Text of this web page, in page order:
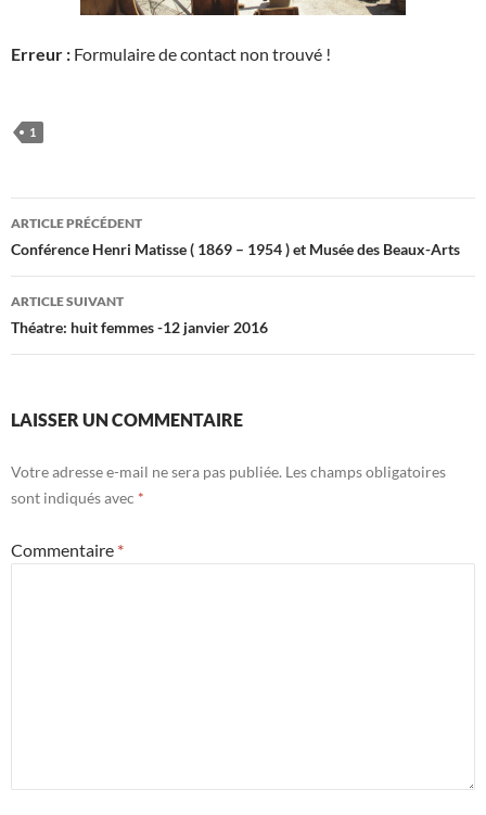
Erreur : Formulaire de contact non trouvé !
1
Navigation
des
articles
ARTICLE PRÉCÉDENT
Conférence Henri Matisse ( 1869 – 1954 ) et Musée des Beaux-Arts
ARTICLE SUIVANT
Théatre: huit femmes -12 janvier 2016
LAISSER UN COMMENTAIRE
Votre adresse e-mail ne sera pas publiée. Les champs obligatoires
sont indiqués avec *
Commentaire *